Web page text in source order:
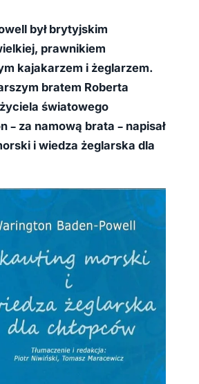
był brytyjskim
prawnikiem
kajakarzem i żeglarzem.
bratem Roberta
światowego
– za namową brata – napisał
i wiedza żeglarska dla